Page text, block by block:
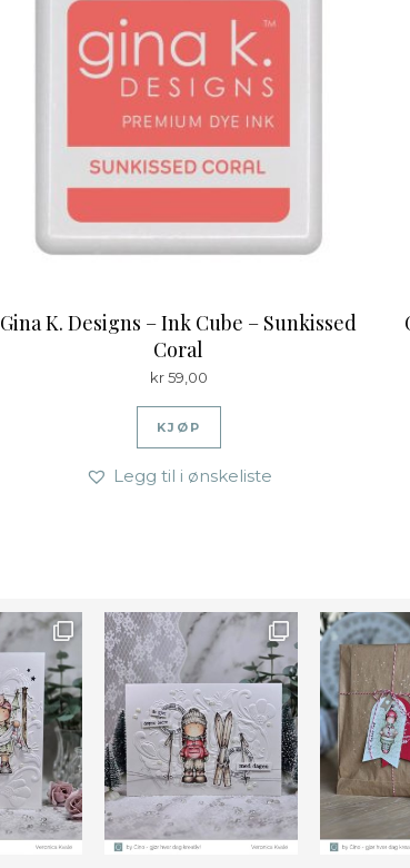
Gina K. Designs – Ink Cube – Sunkissed
Coral
kr59,00
KJØP
Legg til i ønskeliste
Farge